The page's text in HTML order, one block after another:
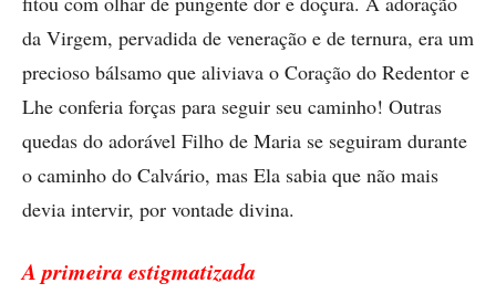
da Virgem, pervadida de veneração e de ternura, era um
precioso bálsamo que aliviava o Coração do Redentor e
Lhe conferia forças para seguir seu caminho! Outras
quedas do adorável Filho de Maria se seguiram durante
o caminho do Calvário, mas Ela sabia que não mais
devia intervir, por vontade divina.
A primeira estigmatizada